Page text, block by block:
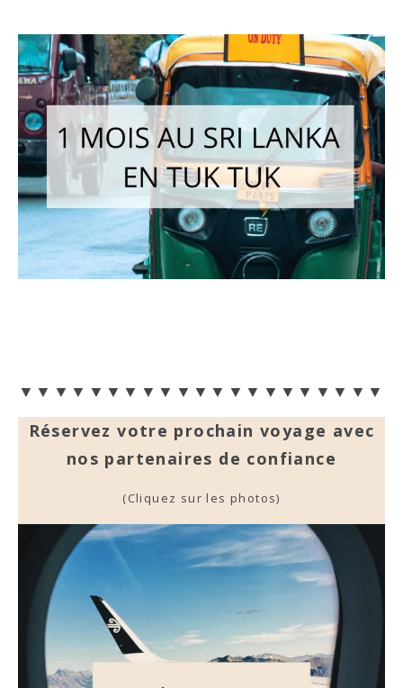
Réservez votre prochain voyage avec
nos partenaires de confiance
(Cliquez sur les photos)